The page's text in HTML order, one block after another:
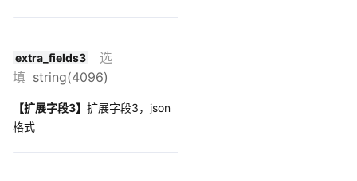
extra_fields3
选
填 string(4096)
【扩展字段3】 扩展字段3，json
格式